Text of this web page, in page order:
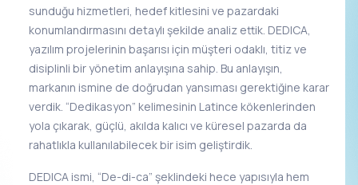
sunduğu hizmetleri, hedef kitlesini ve pazardaki
konumlandırmasını detaylı şekilde analiz ettik. DEDICA,
yazılım projelerinin başarısı için müşteri odaklı, titiz ve
disiplinli bir yönetim anlayışına sahip. Bu anlayışın,
markanın ismine de doğrudan yansıması gerektiğine karar
verdik. “Dedikasyon” kelimesinin Latince kökenlerinden
yola çıkarak, güçlü, akılda kalıcı ve küresel pazarda da
rahatlıkla kullanılabilecek bir isim geliştirdik.
DEDICA ismi, “De-di-ca” şeklindeki hece yapısıyla hem